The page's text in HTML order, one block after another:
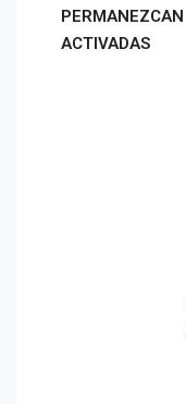
PERMANEZCAN
ACTIVADAS